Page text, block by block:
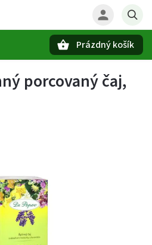
Prázdný košík
porcovaný čaj,